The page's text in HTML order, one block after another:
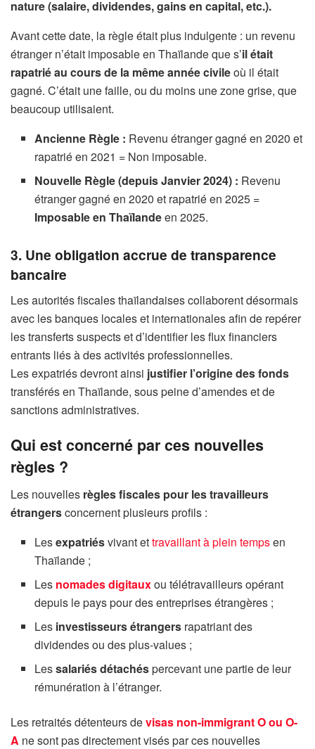
nature (salaire, dividendes, gains en capital, etc.).
Avant cette date, la règle était plus indulgente : un revenu
étranger n’était imposable en Thaïlande que s’il était
rapatrié au cours de la même année civileoù il était
gagné. C’était une faille, ou du moins une zone grise, que
beaucoup utilisaient.
Ancienne Règle : Revenu étranger gagné en 2020 et
rapatrié en 2021 = Non imposable.
Nouvelle Règle (depuis Janvier 2024) : Revenu
étranger gagné en 2020 et rapatrié en 2025 =
Imposable en Thaïlandeen 2025.
3. Une obligation accrue de transparence
bancaire
Les autorités fiscales thaïlandaises collaborent désormais
avec les banques locales et internationales afin de repérer
les transferts suspects et d’identifier les flux financiers
entrants liés à des activités professionnelles.
Les expatriés devront ainsi justifier l’origine des fonds
transférés en Thaïlande, sous peine d’amendes et de
sanctions administratives.
Qui est concerné par ces nouvelles
règles ?
Les nouvelles règles fiscales pour les travailleurs
étrangersconcernent plusieurs profils :
Lesexpatriésvivant ettravaillant à plein tempsen
Thaïlande ;
Les nomades digitauxou télétravailleurs opérant
depuis le pays pour des entreprises étrangères ;
Les investisseurs étrangers rapatriant des
dividendes ou des plus-values ;
Lessalariés détachéspercevant une partie de leur
rémunération à l’étranger.
Les retraités détenteurs devisas non-immigrant O ou O-
A ne sont pas directement visés par ces nouvelles